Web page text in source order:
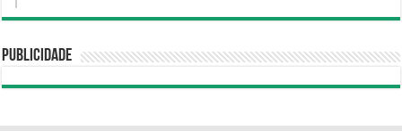
Publicidade